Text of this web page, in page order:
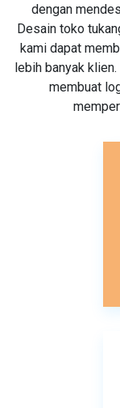
dengan
Desain toko
kami dapat
lebih banyak
membuat